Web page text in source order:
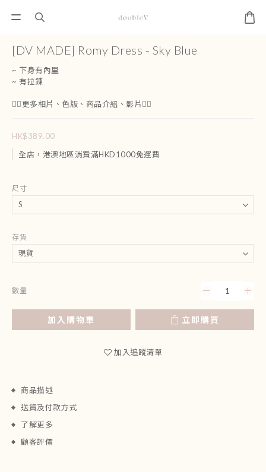
[DV MADE] Romy Dress - Sky Blue
~ 下身有內里
~ 有拉鍊
👇🏻更多相片、色版、商品介紹、影片👇🏻
HK$389.00
全店，港澳地區消費滿HKD1000免運費
尺寸
存貨
數量
加入購物車 立即購買
加入追蹤清單
商品描述
送貨及付款方式
了解更多
顧客評價